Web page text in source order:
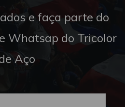
e faça parte do
Whatsap do Tricolor
Aço